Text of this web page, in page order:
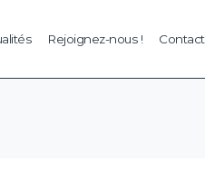
Rejoignez-nous ! Contact